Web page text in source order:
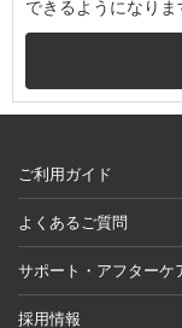
できるようになりま
ご利用ガイド
よくあるご質問
サポート・アフターケ
採用情報